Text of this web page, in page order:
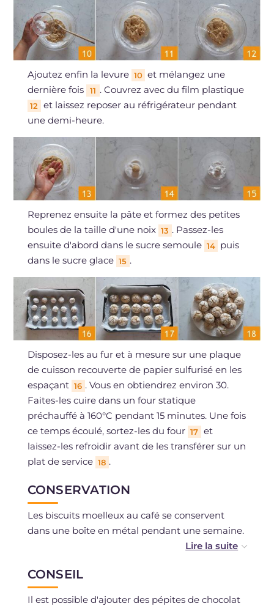
Ajoutez enfin la levure 10 et mélangez une
dernière fois
11 . Couvrez avec du film plastique
12
et laissez reposer au réfrigérateur pendant
une demi-heure.
Reprenez ensuite la pâte et formez des petites
boules de la taille d'une noix 13 . Passez-les
ensuite d'abord dans le sucre semoule 14 puis
dans le sucre glace 15 .
Disposez-les au fur et à mesure sur une plaque
de cuisson recouverte de papier sulfurisé en les
espaçant 16 . Vous en obtiendrez environ 30.
Faites-les cuire dans un four statique
préchauffé à 160°C pendant 15 minutes. Une fois
ce temps écoulé, sortez-les du four 17 et
laissez-les refroidir avant de les transférer sur un
plat de service 18 .
CONSERVATION
Les biscuits moelleux au café se conservent
dans une boîte en métal pendant une semaine.
qu'elle soit conservée au réfrigérateur et bien
couverte de film alimentaire.
CONSEIL
Il est possible d'ajouter des pépites de chocolat